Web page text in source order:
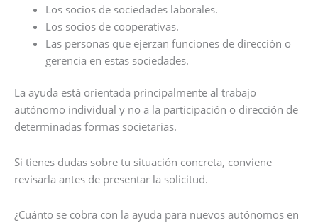
Los socios de sociedades laborales.
Los socios de cooperativas.
Las personas que ejerzan funciones de dirección o
gerencia en estas sociedades.
La ayuda está orientada principalmente al trabajo
autónomo individual y no a la participación o dirección de
determinadas formas societarias.
Si tienes dudas sobre tu situación concreta, conviene
revisarla antes de presentar la solicitud.
¿Cuánto se cobra con la ayuda para nuevos autónomos en